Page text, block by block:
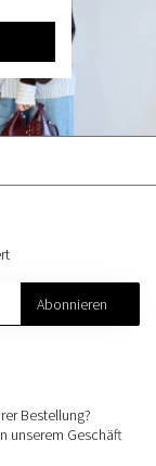
Bestellung?
unserem Geschäft
Abonnieren